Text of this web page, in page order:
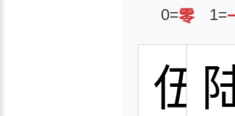
0=零 1=
伍 陆